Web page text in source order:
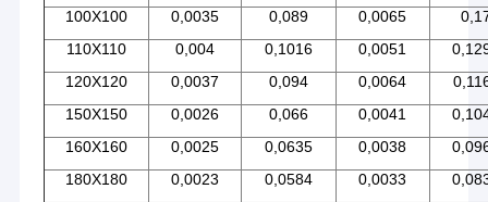
Fabrieksreis
Kwaliteitscontrole
contacteer ons
Verzoek om een Citaat
100X100
0,0035 0,089 0,0065
110X110
0,004 0,1016 0,0051
120X120
0,0037 0,094 0,0064
150X150
0,0026 0,066 0,0041
160X160
0,0025 0,0635 0,0038
180X180
0,0023 0,0584 0,0033
Het bedrijf beschikt over geavanceerde productieapparatuur en
technisch team, voldoet aan het concept van hoge kwaliteit,
hoge efficiëntie en innovatie, en verbetert voortdurend de
kwaliteit van het product en het technische niveau.
In de afgelopen jaren,QIANPUDe Europese Unie heeft een
gestage groei en een goede ontwikkeling bereikt.
Het bedrijf heeft niet alleen een bepaald aandeel op de
binnenlandse markt, maar exporteert ook naar veel landen en
regio's, zoals de Verenigde Staten, Europa, Zuidoost-Azië, enz.
De producten van het bedrijf zijn erkend en geprezen door